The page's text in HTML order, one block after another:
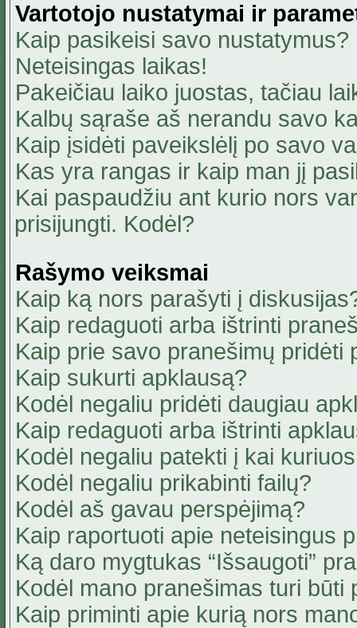
Vartotojo nustatymai ir
Kaip pasikeisi savo nustatymus?
Neteisingas laikas!
Pakeičiau laiko juostas, tačiau
Kalbų sąraše aš nerandu savo
Kaip įsidėti paveikslėlį po savo
Kas yra rangas ir kaip man jį
Kai paspaudžiu ant kurio nors
prisijungti. Kodėl?
Rašymo veiksmai
Kaip ką nors parašyti į
Kaip redaguoti arba ištrinti
Kaip prie savo pranešimų pridėti
Kaip sukurti apklausą?
Kodėl negaliu pridėti daugiau
Kaip redaguoti arba ištrinti
Kodėl negaliu patekti į kai
Kodėl negaliu prikabinti failų?
Kodėl aš gavau perspėjimą?
Kaip raportuoti apie neteisingus
Ką daro mygtukas “Išsaugoti”
Kodėl mano pranešimas turi būti
Kaip priminti apie kurią nors